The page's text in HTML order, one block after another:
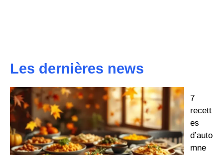
Les dernières news
7
recett
es
d’auto
mne